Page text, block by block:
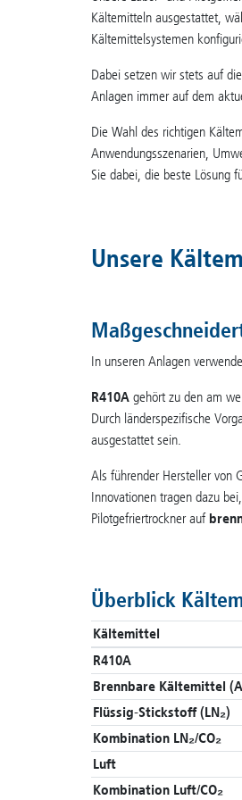
Kältemitteln ausgestattet,
Kältemittelsystemen
Dabei setzen wir stets auf
Anlagen immer auf dem
Die Wahl des richtigen
Anwendungsszenarien,
Sie dabei, die beste Lösung
Unsere
In unseren Anlagen
R410A gehört zu den am
Durch länderspezifische
ausgestattet sein.
Als führender Hersteller von
Innovationen tragen dazu
Pilotgefriertrockner auf
Überblick
Kältemittel
R410A
Brennbare Kältemittel
Flüssig-Stickstoff (LN₂)
Kombination LN₂/CO₂
Luft
Kombination Luft/CO₂